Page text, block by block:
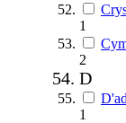
1
2
D
1